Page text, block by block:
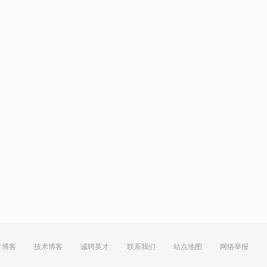
博客 技术博客 诚聘英才 联系我们 站点地图 网络举报